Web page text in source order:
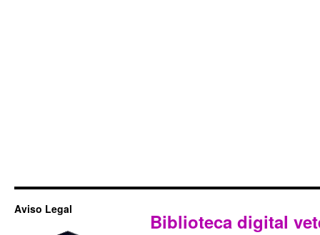
Aviso Legal
Biblioteca digital